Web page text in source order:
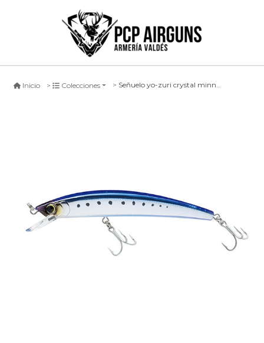
Inicio Colecciones Señuelo yo-zuri crystal minnow (f) #hw, 130mm